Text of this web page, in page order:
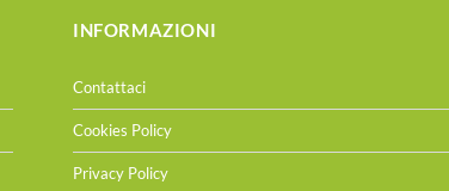
INFORMAZIONI
Contattaci
Cookies Policy
Privacy Policy